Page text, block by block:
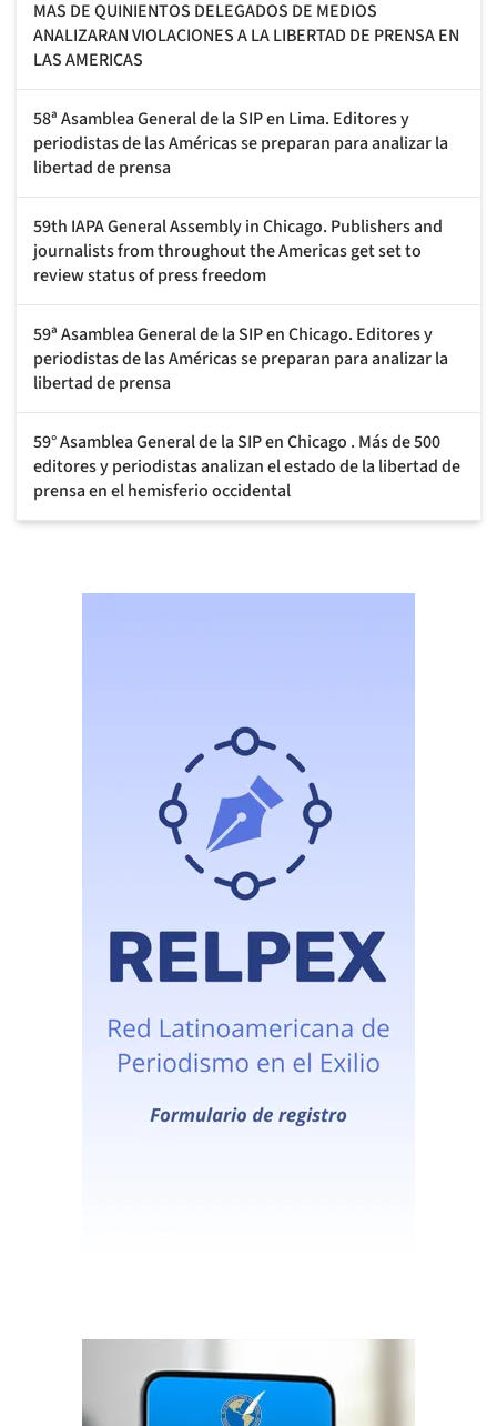
MAS DE QUINIENTOS DELEGADOS DE MEDIOS
ANALIZARAN VIOLACIONES A LA LIBERTAD DE PRENSA EN
LAS AMERICAS
58ª Asamblea General de la SIP en Lima. Editores y
periodistas de las Américas se preparan para analizar la
libertad de prensa
59th IAPA General Assembly in Chicago. Publishers and
journalists from throughout the Americas get set to
review status of press freedom
59ª Asamblea General de la SIP en Chicago. Editores y
periodistas de las Américas se preparan para analizar la
libertad de prensa
59° Asamblea General de la SIP en Chicago . Más de 500
editores y periodistas analizan el estado de la libertad de
prensa en el hemisferio occidental